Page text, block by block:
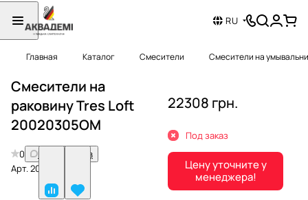
RU
Главная Каталог Смесители Смесители на
Смесители на
раковину Tres Loft
20020305OM
0
Нет отзывов
Арт.20020305OM
22308 грн.
Под заказ
Цену уточните у
менеджера!